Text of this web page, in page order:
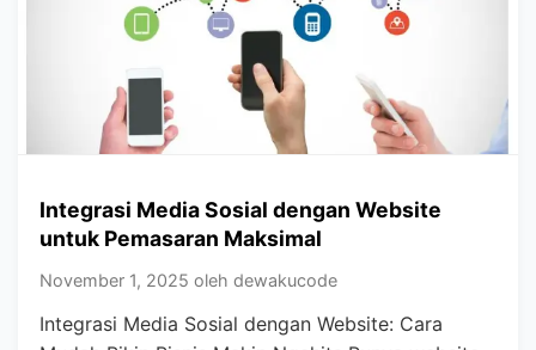
Integrasi Media Sosial dengan Website
untuk Pemasaran Maksimal
November 1, 2025 oleh dewakucode
Integrasi Media Sosial dengan Website: Cara